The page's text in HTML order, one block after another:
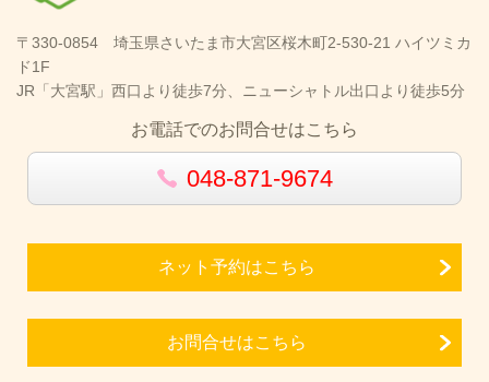
〒330-0854 埼玉県さいたま市大宮区桜木町2-530-21 ハイツミカ
ド1F
JR「大宮駅」西口より徒歩7分、ニューシャトル出口より徒歩5分
お電話でのお問合せはこちら
048-871-9674
ネット予約はこちら
お問合せはこちら